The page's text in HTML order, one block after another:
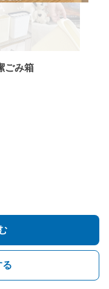
ごみ箱
る